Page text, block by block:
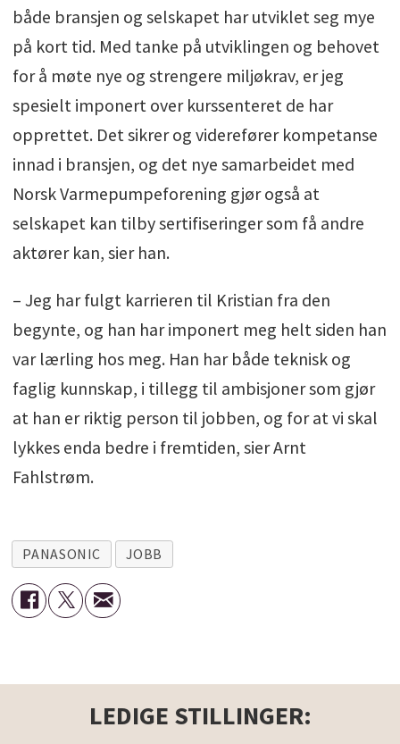
både bransjen og selskapet har utviklet seg mye
på kort tid. Med tanke på utviklingen og behovet
for å møte nye og strengere miljøkrav, er jeg
spesielt imponert over kurssenteret de har
opprettet. Det sikrer og viderefører kompetanse
innad i bransjen, og det nye samarbeidet med
Norsk Varmepumpeforening gjør også at
selskapet kan tilby sertifiseringer som få andre
aktører kan, sier han.
– Jeg har fulgt karrieren til Kristian fra den
begynte, og han har imponert meg helt siden han
var lærling hos meg. Han har både teknisk og
faglig kunnskap, i tillegg til ambisjoner som gjør
at han er riktig person til jobben, og for at vi skal
lykkes enda bedre i fremtiden, sier Arnt
Fahlstrøm.
PANASONIC JOBB
LEDIGE STILLINGER: